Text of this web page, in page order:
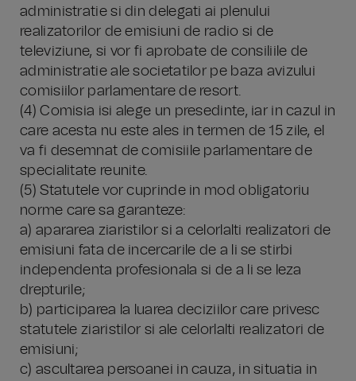
administratie si din delegati ai plenului
realizatorilor de emisiuni de radio si de
televiziune, si vor fi aprobate de consiliile de
administratie ale societatilor pe baza avizului
comisiilor parlamentare de resort.
(4) Comisia isi alege un presedinte, iar in cazul in
care acesta nu este ales in termen de 15 zile, el
va fi desemnat de comisiile parlamentare de
specialitate reunite.
(5) Statutele vor cuprinde in mod obligatoriu
norme care sa garanteze:
a) apararea ziaristilor si a celorlalti realizatori de
emisiuni fata de incercarile de a li se stirbi
independenta profesionala si de a li se leza
drepturile;
b) participarea la luarea deciziilor care privesc
statutele ziaristilor si ale celorlalti realizatori de
emisiuni;
c) ascultarea persoanei in cauza, in situatia in